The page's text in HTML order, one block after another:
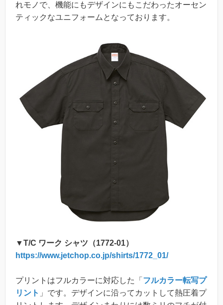
れモノで、機能にもデザインにもこだわったオーセン
ティックなユニフォームとなっております。
▼T/C ワーク シャツ（1772-01）
https://www.jetchop.co.jp/shirts/1772_01/
プリントはフルカラーに対応した「 フルカラー転写プ
リント 」です。デザインに沿ってカットして熱圧着プ